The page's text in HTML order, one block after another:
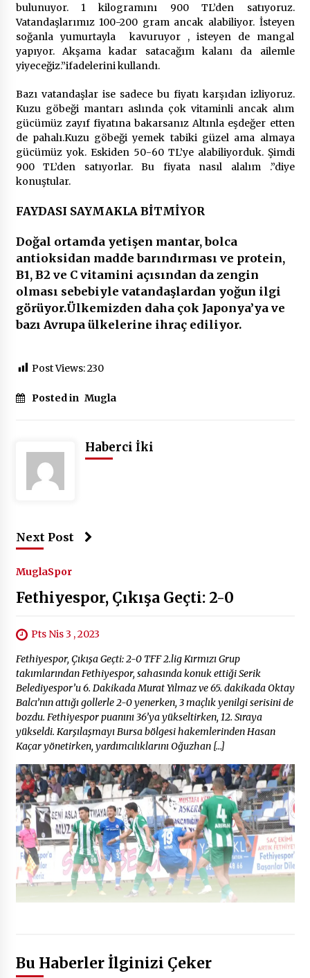
Mobil Tekerlekli Sandalye Tamir Aracı Engelsiz
Muğla İçin Yollarda
2 ay ago
4 ay ago
Başkan Aras “Bizler Günü Kurtaran Değil, Yarını
Kuran İşler İçin Çalışacağız”
9 ay ago
Seydikemer Belediye Meclisi Ekim Ayı
2 yıl ago
“Hiç Kimse Kaçak Yapım Legalleşecek Ümidinde
Olmamalı”
2 yıl ago
bulunuyor. 1 kilogramını 900 TL’den satıyoruz.
Vatandaşlarımız 100-200 gram ancak alabiliyor. İsteyen
soğanla yumurtayla kavuruyor , isteyen de mangal
yapıyor. Akşama kadar satacağım kalanı da ailemle
yiyeceğiz.”ifadelerini kullandı.
Bazı vatandaşlar ise sadece bu fiyatı karşıdan izliyoruz.
Kuzu göbeği mantarı aslında çok vitaminli ancak alım
gücümüz zayıf fiyatına bakarsanız Altınla eşdeğer etten
de pahalı.Kuzu göbeği yemek tabiki güzel ama almaya
gücümüz yok. Eskiden 50-60 TL’ye alabiliyorduk. Şimdi
900 TL’den satıyorlar. Bu fiyata nasıl alalım .”diye
konuştular.
FAYDASI SAYMAKLA BİTMİYOR
Doğal ortamda yetişen mantar, bolca
antioksidan madde barındırması ve protein,
B1, B2 ve C vitamini açısından da zengin
olması sebebiyle vatandaşlardan yoğun ilgi
görüyor.Ülkemizden daha çok Japonya’ya ve
bazı Avrupa ülkelerine ihraç ediliyor.
Post Views:230
Posted in Mugla
Haberci İki
Next Post
MuglaSpor
Fethiyespor, Çıkışa Geçti: 2-0
Pts Nis 3 , 2023
Fethiyespor, Çıkışa Geçti: 2-0 TFF 2.lig Kırmızı Grup
takımlarından Fethiyespor, sahasında konuk ettiği Serik
Belediyespor’u 6. Dakikada Murat Yılmaz ve 65. dakikada Oktay
Balcı’nın attığı gollerle 2-0 yenerken, 3 maçlık yenilgi serisini de
bozdu. Fethiyespor puanını 36’ya yükseltirken, 12. Sıraya
yükseldi. Karşılaşmayı Bursa bölgesi hakemlerinden Hasan
Kaçar yönetirken, yardımcılıklarını Oğuzhan […]
Bu Haberler İlginizi Çeker